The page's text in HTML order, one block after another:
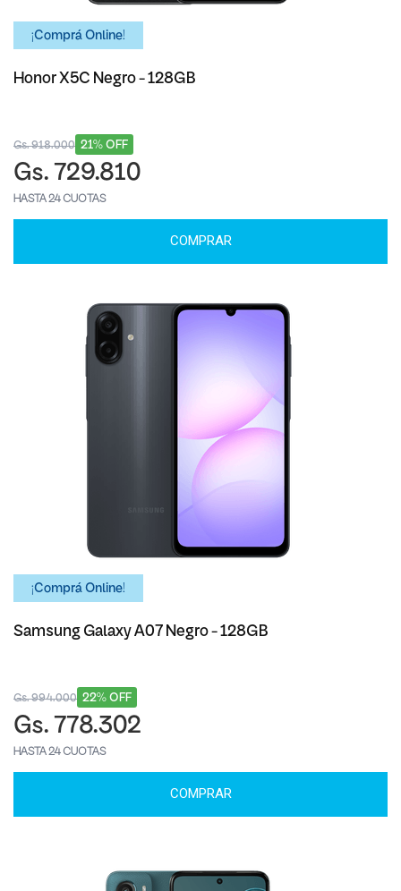
¡Comprá Online!
Honor X5C Negro - 128GB
21% OFF
Gs. 918.000
Gs. 729.810
HASTA 24 CUOTAS
COMPRAR
¡Comprá Online!
Samsung Galaxy A07 Negro - 128GB
22% OFF
Gs. 994.000
Gs. 778.302
HASTA 24 CUOTAS
COMPRAR